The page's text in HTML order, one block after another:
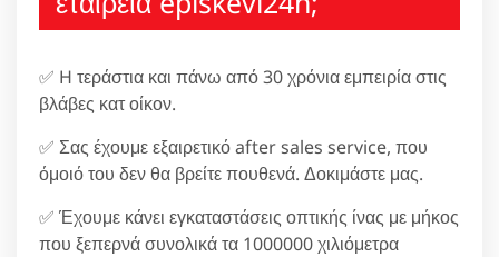
✅ H τεράστια και πάνω από 30 χρόνια εμπειρία στις
βλάβες κατ οίκον.
✅ Σας έχουμε εξαιρετικό after sales service, που
όμοιό του δεν θα βρείτε πουθενά. Δοκιμάστε μας.
✅ Έχουμε κάνει εγκαταστάσεις οπτικής ίνας με μήκος
που ξεπερνά συνολικά τα 1000000 χιλιόμετρα